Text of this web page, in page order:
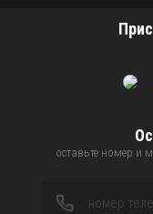
оставьте номер и